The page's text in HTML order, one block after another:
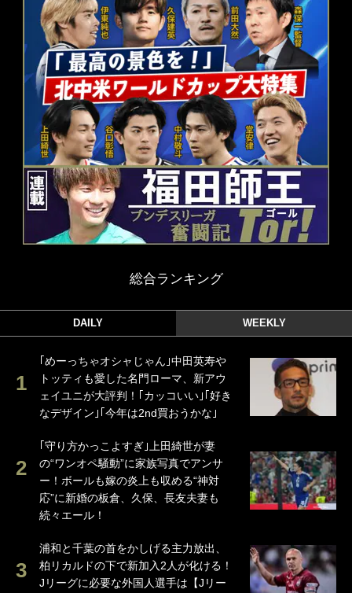
総合ランキング
DAILY WEEKLY
｢めーっちゃオシャじゃん｣中田英寿や
トッティも愛した名門ローマ、新アウ
ェイユニが大評判！｢カッコいい｣｢好き
なデザイン｣｢今年は2nd買おうかな｣
｢守り方かっこよすぎ｣上田綺世が妻
の“ワンオペ騒動”に家族写真でアンサ
ー！ボールも嫁の炎上も収める“神対
応”に新婚の板倉、久保、長友夫妻も
続々エール！
浦和と千葉の首をかしげる主力放出、
柏リカルドの下で新加入2人が化ける！
Jリーグに必要な外国人選手は【Jリー